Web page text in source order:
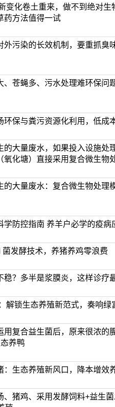
变化卷土重来，做不到绝对生
药方法值得一试
外污染的长效机制，要重抓臭
、苍蝇多、污水处理难环保问
环保与粪污资源化利用，低成
的大量废水，如果投入设施处
氧化塘）直接采用复合微生物
的大量废水：复合微生物处
学防控指南 养羊户必学的疫病
菌发酵技术，养猪养鸡零浪费
稳？多半是浆膜炎，这样诊疗
解锁生态养殖新范式，奏响绿
用复合益生菌后，原来很浓的
养鸭
：生态养殖新风口，降本增效
、猪鸡、采用发酵饲料+益生